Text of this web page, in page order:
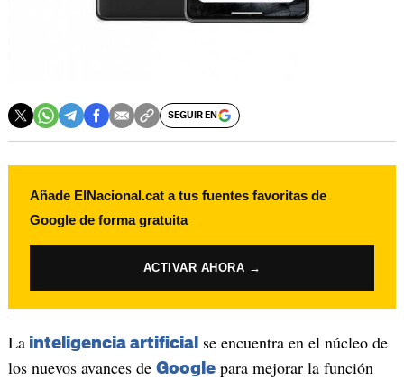
SEGUIR EN
Añade ElNacional.cat a tus fuentes favoritas de
Google de forma gratuita
ACTIVAR AHORA →
Lainteligencia artificial se encuentra en el núcleo de
los nuevos avances de Googlepara mejorar la función